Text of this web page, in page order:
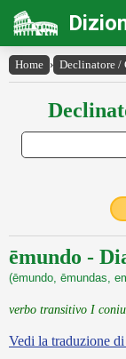
Home › Declinatore /
ēmundo -
(ēmundo, ēmundas,
verbo transitivo I
Vedi la traduzione